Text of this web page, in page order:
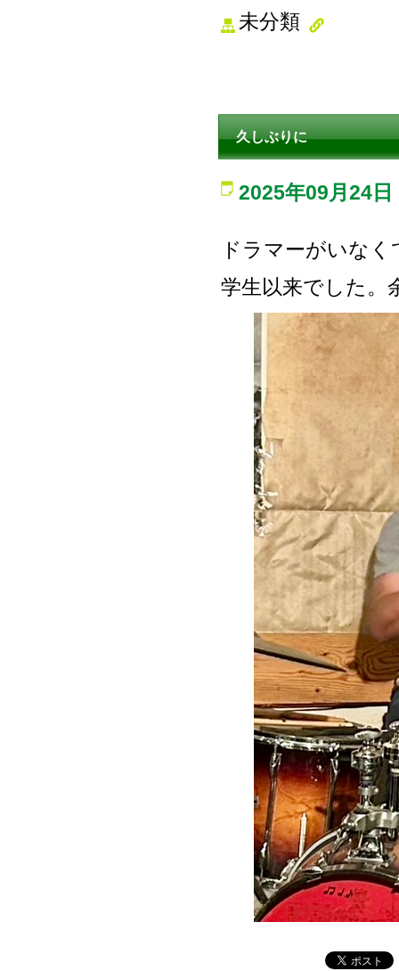
未分類
久しぶりに
2025年09月24日
ドラマーがいな
学生以来でした。